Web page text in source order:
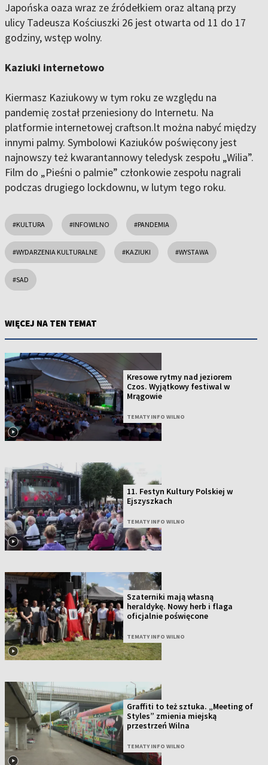
Japońska oaza wraz ze źródełkiem oraz altaną przy
ulicy Tadeusza Kościuszki 26 jest otwarta od 11 do 17
godziny, wstęp wolny.
Kaziuki internetowo
Kiermasz Kaziukowy w tym roku ze względu na
pandemię został przeniesiony do Internetu. Na
platformie internetowej craftson.lt można nabyć między
innymi palmy. Symbolowi Kaziuków poświęcony jest
najnowszy też kwarantannowy teledysk zespołu „Wilia”.
Film do „Pieśni o palmie” członkowie zespołu nagrali
podczas drugiego lockdownu, w lutym tego roku.
#KULTURA #INFOWILNO #PANDEMIA
#WYDARZENIA KULTURALNE #KAZIUKI #WYSTAWA
#SAD
WIĘCEJ NA TEN TEMAT
Kresowe rytmy nad jeziorem
Czos. Wyjątkowy festiwal w
Mrągowie
TEMATY INFO WILNO
11. Festyn Kultury Polskiej w
Ejszyszkach
TEMATY INFO WILNO
Szaterniki mają własną
heraldykę. Nowy herb i flaga
oficjalnie poświęcone
TEMATY INFO WILNO
Graffiti to też sztuka. „Meeting of
Styles” zmienia miejską
przestrzeń Wilna
TEMATY INFO WILNO